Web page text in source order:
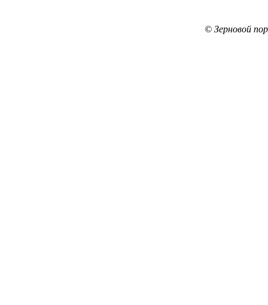
© Зерновой